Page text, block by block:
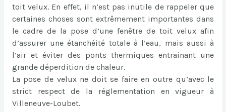
toit velux. En effet, il n’est pas inutile de rappeler que
certaines choses sont extrêmement importantes dans
le cadre de la pose d’une fenêtre de toit velux afin
d’assurer une étanchéité totale à l’eau, mais aussi à
l’air et éviter des ponts thermiques entrainant une
grande déperdition de chaleur.
La pose de velux ne doit se faire en outre qu’avec le
strict respect de la réglementation en vigueur à
Villeneuve-Loubet.